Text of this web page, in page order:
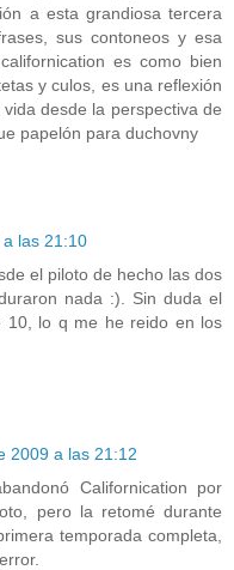
a esta grandiosa tercera
sus contoneos y esa
es como bien
y culos, es una reflexión
desde la perspectiva de
papelón para duchovny
las 21:10
el piloto de hecho las dos
nada :). Sin duda el
10, lo q me he reido en los
2009 a las 21:12
Californication por
pero la retomé durante
temporada completa,